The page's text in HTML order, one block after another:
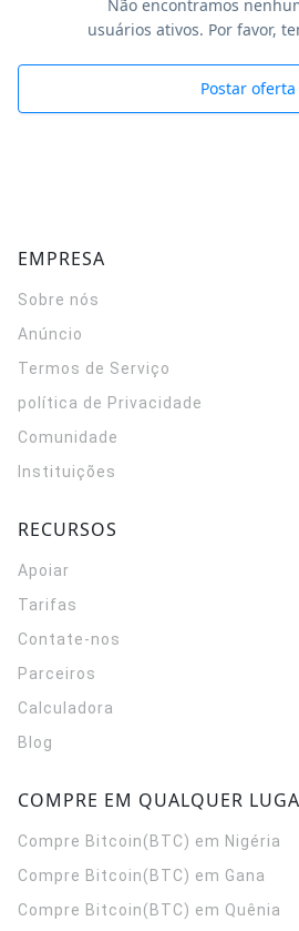
Não encontramos
usuários ativos. Por favor,
Postar oferta
EMPRESA
Sobre nós
Anúncio
Termos de Serviço
política de Privacidade
Comunidade
Instituições
RECURSOS
Apoiar
Tarifas
Contate-nos
Parceiros
Calculadora
Blog
COMPRE EM QUALQUER
Compre Bitcoin(BTC) em Nigéria
Compre Bitcoin(BTC) em Gana
Compre Bitcoin(BTC) em Quênia